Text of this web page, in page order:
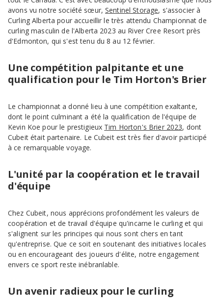
avons vu notre société sœur,Sentinel Storage, s'associer à
Curling Alberta pour accueillir le très attendu Championnat de
curling masculin de l'Alberta 2023 au River Cree Resort près
d'Edmonton, qui s'est tenu du 8 au 12 février.
Une compétition palpitante et une
qualification pour le Tim Horton's Brier
Le championnat a donné lieu à une compétition exaltante,
dont le point culminant a été la qualification de l'équipe de
Kevin Koe pour le prestigieux Tim Horton's Brier 2023, dont
Cubeit était partenaire. Le Cubeit est très fier d'avoir participé
à ce remarquable voyage.
L'unité par la coopération et le travail
d'équipe
Chez Cubeit, nous apprécions profondément les valeurs de
coopération et de travail d'équipe qu'incarne le curling et qui
s'alignent sur les principes qui nous sont chers en tant
qu'entreprise. Que ce soit en soutenant des initiatives locales
ou en encourageant des joueurs d'élite, notre engagement
envers ce sport reste inébranlable.
Un avenir radieux pour le curling